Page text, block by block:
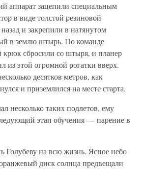
аппарат зацепили специальным
в виде толстой резиновой
и закрепили в натянутом
в землю штырь. По команде
крюк сбросили со штыря, и планер
из этой огромной рогатки вверх.
десятков метров, как
и приземлился на месте старта.
несколько таких подлетов, ему
этап обучения — парение в
Голубеву на всю жизнь. Ясное небо
диск солнца предвещали